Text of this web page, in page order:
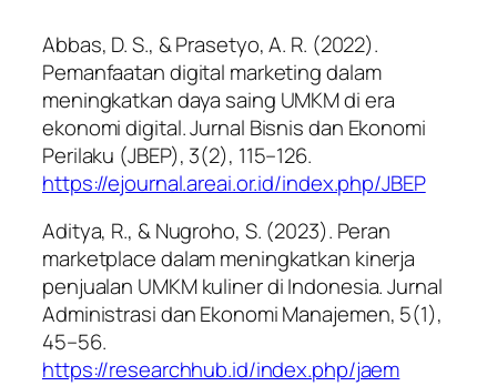
Abbas, D. S., & Prasetyo, A. R. (2022).
Pemanfaatan digital marketing dalam
meningkatkan daya saing UMKM di era
ekonomi digital.Jurnal Bisnis dan Ekonomi
Perilaku (JBEP), 3(2), 115–126.
https://ejournal.areai.or.id/index.php/JBEP
Aditya, R., & Nugroho, S. (2023). Peran
marketplace dalam meningkatkan kinerja
penjualan UMKM kuliner di Indonesia.Jurnal
Administrasi dan Ekonomi Manajemen, 5(1),
45–56.
https://researchhub.id/index.php/jaem